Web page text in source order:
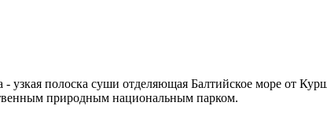
узкая полоска суши отделяющая Балтийское море от
природным национальным парком.